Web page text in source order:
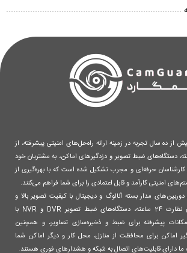
از ده سال تجربه در زمینه ارائه راه‌حل‌های امنیتی پیشرفته، از
دستگاه‌های ضبط تصویر و دزدگیرهای اماکن، به مشتریان خود
حرفه‌ای و مجرب تشکیل شده است که با بهره‌گیری از
امنیتی کارآمد و قابل اعتمادی را برای شما فراهم می‌کنند.
مدار بسته آنالوگ و دیجیتال با کیفیت تصویر بالا و
قابلیت دید در شب برای نظارت 24 ساعته، دستگاه‌های ضبط تصویر DVR و NVR با
پیشرفته برای ضبط و ذخیره‌سازی تصاویر، و همچنین
اماکن برای محافظت از منازل، محل کار و دیگر اماکن شما
دارای قابلیت‌های اتصال به شبکه و هشدارهای فوری هستند.